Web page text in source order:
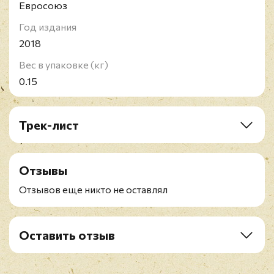
Евросоюз
Год издания
2018
Вес в упаковке (кг)
0.15
Трек-лист
1. Polarstern
2. Herz Steht Still
3. Willkommen Im Nichts
4. Schwarze Witwe
6. Angst?
7. Fanatica
8. Taub-Stumm-Blind
9. Dornentanz
Отзывы
Отзывов еще никто не оставлял
Оставить отзыв